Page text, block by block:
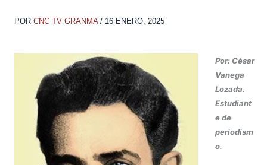
POR CNC TV GRANMA / 16 ENERO, 2025
Por: César
Vanega
Lozada.
Estudiant
e de
periodism
o.